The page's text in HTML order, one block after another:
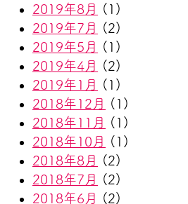
2019年8月
(1)
2019年7月
(2)
2019年5月
(1)
2019年4月
(2)
2019年1月
(1)
2018年12月
(1)
2018年11月
(1)
2018年10月
(1)
2018年8月
(2)
2018年7月
(2)
2018年6月
(2)